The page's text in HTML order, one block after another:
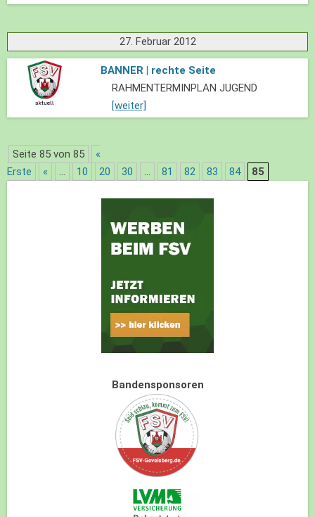
27. Februar 2012
BANNER | rechte Seite
RAHMENTERMINPLAN JUGEND
[weiter]
Seite 85 von 85
«
Erste
« ... 10 20 30 ... 81 82 83 84 85
Bandensponsoren